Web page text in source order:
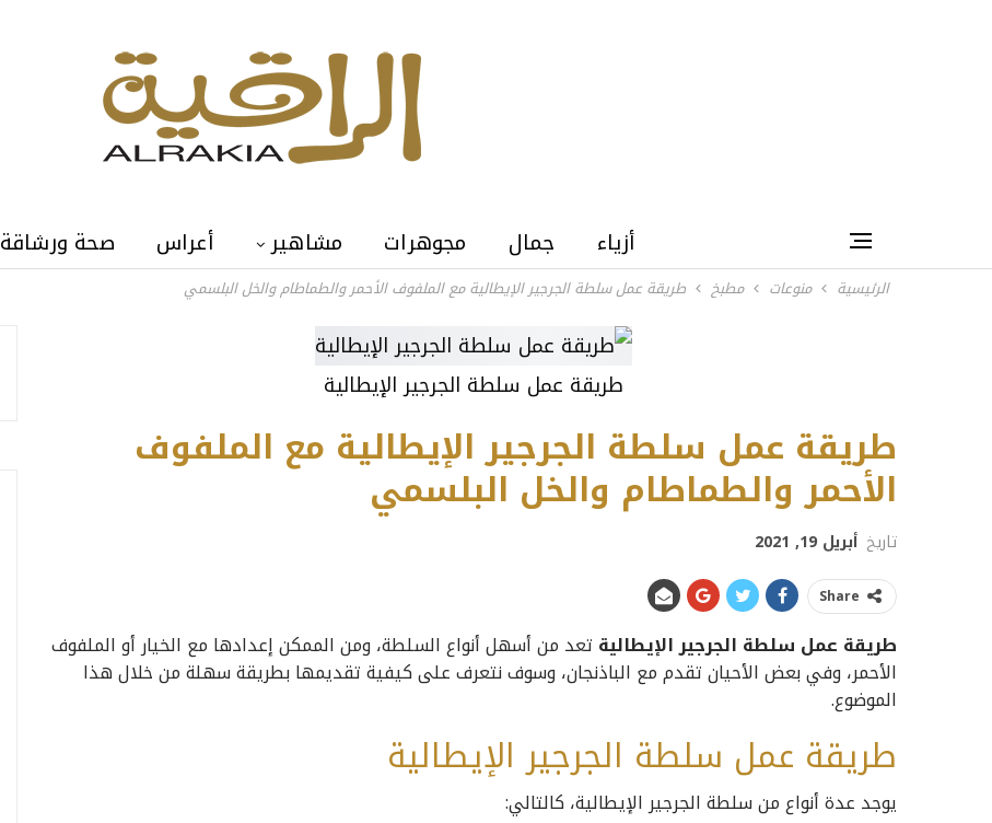
أزياء جمال مجوهرات مشاهير أعراس صحة ورشاقة
الرئيسية منوعات مطبخ طريقة عمل سلطة الجرجير الإيطالية مع الملفوف الأحمر والطماطام والخل البلسمي
طريقة عمل سلطة الجرجير الإيطالية
طريقة عمل سلطة الجرجير الإيطالية مع الملفوف
الأحمر والطماطام والخل البلسمي
تاريخ أبريل 19, 2021
Share
طريقة عمل سلطة الجرجير الإيطالية تعد من أسهل أنواع السلطة، ومن الممكن إعدادها مع الخيار أو الملفوف
الأحمر، وفي بعض الأحيان تقدم مع الباذنجان، وسوف نتعرف على كيفية تقديمها بطريقة سهلة من خلال هذا
الموضوع.
طريقة عمل سلطة الجرجير الإيطالية
يوجد عدة أنواع من سلطة الجرجير الإيطالية، كالتالي: